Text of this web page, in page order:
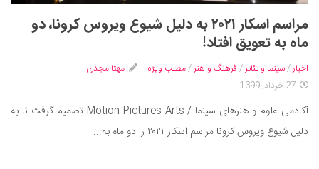
سفر و گردشگری
ایران گردی
جهان گردی
رابطه، عشق و ازدواج
موفقیت و مهارت‌های فردی
سلامت
مراسم اسکار ۲۰۲۱ به دلیل شیوع ویروس کرونا، دو
ماه به تعویق افتاد!
اخبار/سینما و تئاتر / فرهنگ و هنر /مطلب ویژه
مهتا مجدی
27 خرداد, 1399
آکادمی علوم و هنرهای سینما / Motion Pictures Arts تصمیم گرفت تا به
دلیل شیوع ویروس کرونا مراسم اسکار ۲۰۲۱ را دو ماه به...